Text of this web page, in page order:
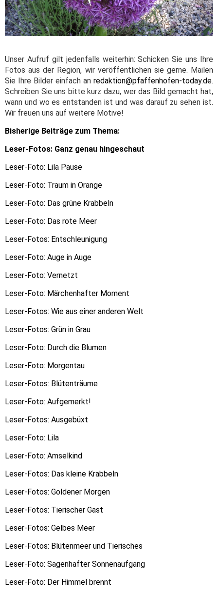
Unser Aufruf gilt jedenfalls weiterhin: Schicken Sie uns Ihre
Fotos aus der Region, wir veröffentlichen sie gerne. Mailen
Sie Ihre Bilder einfach an redaktion@pfaffenhofen-today.de.
Schreiben Sie uns bitte kurz dazu, wer das Bild gemacht hat,
wann und wo es entstanden ist und was darauf zu sehen ist.
Wir freuen uns auf weitere Motive!
Bisherige Beiträge zum Thema:
Leser-Fotos: Ganz genau hingeschaut
Leser-Foto: Lila Pause
Leser-Foto: Traum in Orange
Leser-Foto: Das grüne Krabbeln
Leser-Foto: Das rote Meer
Leser-Fotos: Entschleunigung
Leser-Foto: Auge in Auge
Leser-Foto: Vernetzt
Leser-Foto: Märchenhafter Moment
Leser-Fotos: Wie aus einer anderen Welt
Leser-Fotos: Grün in Grau
Leser-Foto: Durch die Blumen
Leser-Foto: Morgentau
Leser-Fotos: Blütenträume
Leser-Foto: Aufgemerkt!
Leser-Fotos: Ausgebüxt
Leser-Foto: Lila
Leser-Foto: Amselkind
Leser-Fotos: Das kleine Krabbeln
Leser-Fotos: Goldener Morgen
Leser-Fotos: Tierischer Gast
Leser-Fotos: Gelbes Meer
Leser-Fotos: Blütenmeer und Tierisches
Leser-Foto: Sagenhafter Sonnenaufgang
Leser-Foto: Der Himmel brennt